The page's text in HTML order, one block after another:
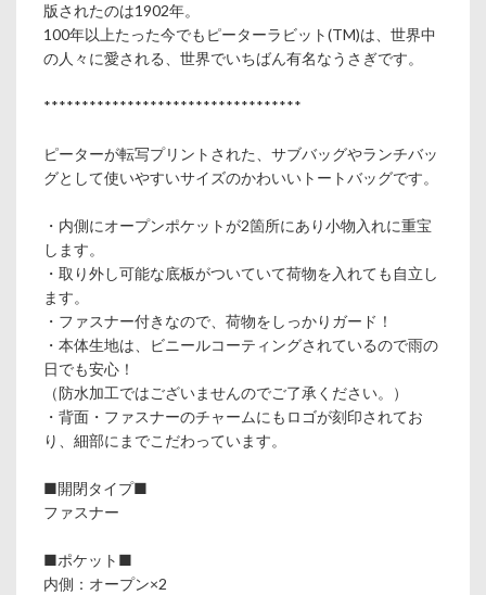
版されたのは1902年。
100年以上たった今でもピーターラビット(TM)は、世界中
の人々に愛される、世界でいちばん有名なうさぎです。
**********************************
ピーターが転写プリントされた、サブバッグやランチバッ
グとして使いやすいサイズのかわいいトートバッグです。
・内側にオープンポケットが2箇所にあり小物入れに重宝
します。
・取り外し可能な底板がついていて荷物を入れても自立し
ます。
・ファスナー付きなので、荷物をしっかりガード！
・本体生地は、ビニールコーティングされているので雨の
日でも安心！
（防水加工ではございませんのでご了承ください。）
・背面・ファスナーのチャームにもロゴが刻印されてお
り、細部にまでこだわっています。
■開閉タイプ■
ファスナー
■ポケット■
内側：オープン×2